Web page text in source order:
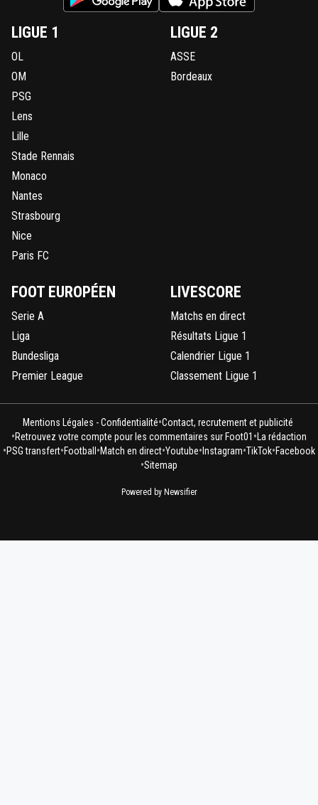
LIGUE 1
OL
OM
PSG
Lens
Lille
Stade Rennais
Monaco
Nantes
Strasbourg
Nice
Paris FC
LIGUE 2
ASSE
Bordeaux
FOOT EUROPÉEN
Serie A
Liga
Bundesliga
Premier League
LIVESCORE
Matchs en direct
Résultats Ligue 1
Calendrier Ligue 1
Classement Ligue 1
Mentions Légales - Confidentialité•Contact, recrutement et publicité
•Retrouvez votre compte pour les commentaires sur Foot01 • La rédaction
•PSG transfert•Football •Match en direct•Youtube• Instagram•TikTok•Facebook
•Sitemap
Powered by Newsifier